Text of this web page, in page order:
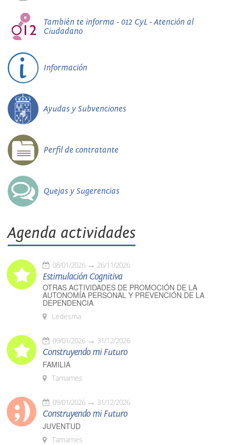
También te informa - 012 CyL - Atención al
Ciudadano
Información
Ayudas y Subvenciones
Perfil de contratante
Quejas y Sugerencias
Agenda actividades
08/01/2026 26/11/2026
Estimulación Cognitiva
OTRAS ACTIVIDADES DE PROMOCIÓN DE LA
AUTONOMÍA PERSONAL Y PREVENCIÓN DE LA
DEPENDENCIA
Ledesma
09/01/2026 31/12/2026
Construyendo mi Futuro
FAMILIA
Tamames
09/01/2026 31/12/2026
Construyendo mi Futuro
JUVENTUD
Tamames